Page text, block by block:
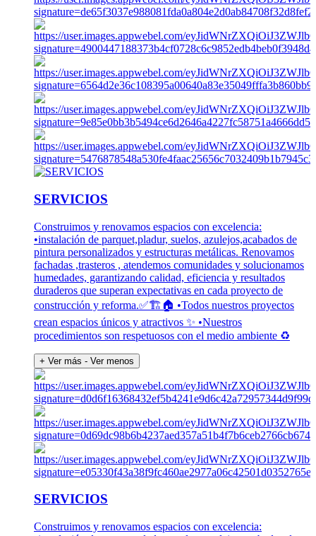
SERVICIOS
Construimos y renovamos espacios con excelencia:
•instalación de parquet,pladur, suelos, azulejos,acabados de
pintura personalizados y estructuras metálicas. Renovamos
fachadas ,trasteros , atendemos comunidades y solucionamos
humedades, garantizando calidad, eficiencia y resultados
duraderos que superan expectativas en cada proyecto de
construcción y reforma.✅🏗️🏠 •Todos nuestros proyectos
crean espacios únicos y atractivos ✨ •Nuestros
procedimientos son respetuosos con el medio ambiente ♻️
+ Ver más - Ver menos
SERVICIOS
Construimos y renovamos espacios con excelencia: